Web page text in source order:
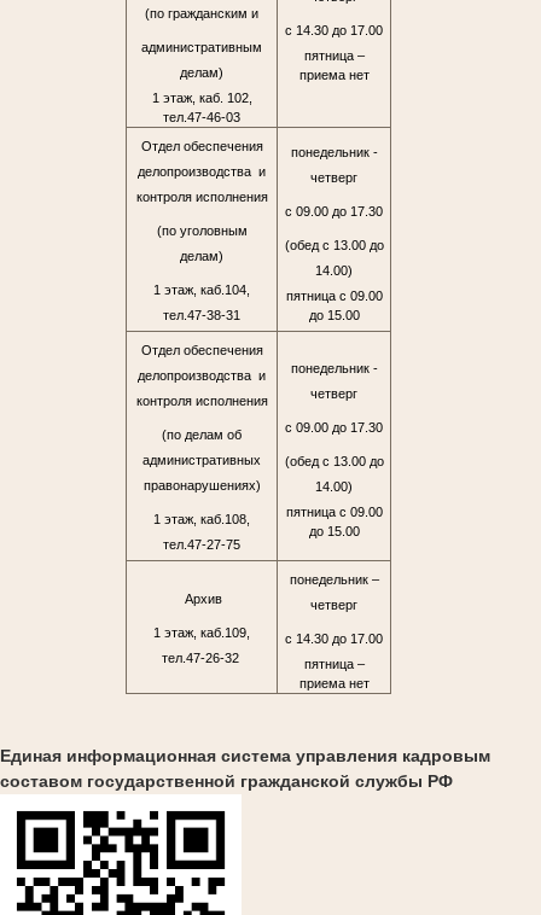
(по гражданским и
административным
делам)
1 этаж, каб. 102,
тел.47-46-03
с 14.30 до 17.00
пятница –
приема нет
Отдел обеспечения
делопроизводства и
контроля исполнения
(по уголовным
делам)
1 этаж, каб.104,
тел.47-38-31
понедельник -
четверг
с 09.00 до 17.30
(обед с 13.00 до
14.00)
пятница с 09.00
до 15.00
Отдел обеспечения
делопроизводства и
контроля исполнения
(по делам об
административных
правонарушениях)
1 этаж, каб.108,
тел.47-27-75
понедельник -
четверг
с 09.00 до 17.30
(обед с 13.00 до
14.00)
пятница с 09.00
до 15.00
Архив
1 этаж, каб.109,
тел.47-26-32
понедельник –
четверг
с 14.30 до 17.00
пятница –
приема нет
Единая информационная система управления кадровым
составом государственной гражданской службы РФ